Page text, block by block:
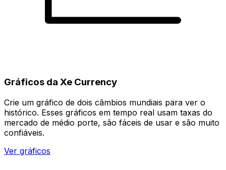
Gráficos da Xe Currency
Crie um gráfico de dois câmbios mundiais para ver o
histórico. Esses gráficos em tempo real usam taxas do
mercado de médio porte, são fáceis de usar e são muito
confiáveis.
Ver gráficos